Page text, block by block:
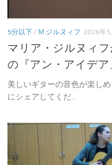
5分以下/ M.ジルヌィフ 2026年5
マリア・ジルヌィ
の『アン・アイデア
美しいギターの音色が楽し
にシェアしてくだ...